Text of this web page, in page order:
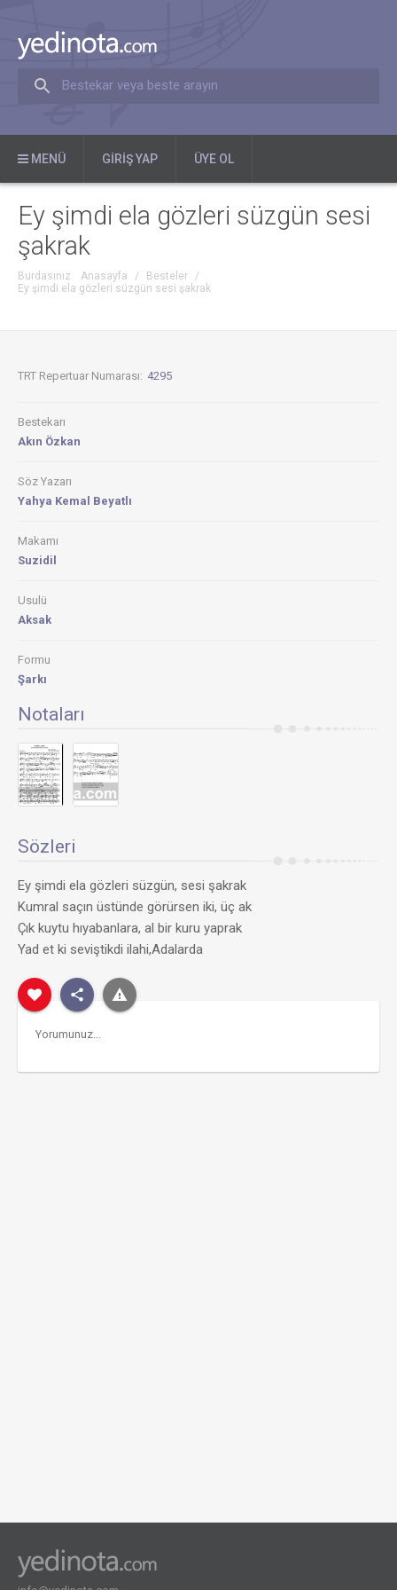
Bestekar veya beste arayın
MENÜ GIRIŞ YAP ÜYE OL
Ey şimdi ela gözleri süzgün sesi
şakrak
Burdasınız: Anasayfa / Besteler
/
Ey şimdi ela gözleri süzgün sesi şakrak
TRT Repertuar Numarası: 4295
Bestekarı
Akın Özkan
Söz Yazarı
Yahya Kemal Beyatlı
Makamı
Suzidil
Usulü
Aksak
Formu
Şarkı
Notaları
Sözleri
Ey şimdi ela gözleri süzgün, sesi şakrak
Kumral saçın üstünde görürsen iki, üç ak
Çık kuytu hıyabanlara, al bir kuru yaprak
Yad et ki seviştikdi ilahi,Adalarda